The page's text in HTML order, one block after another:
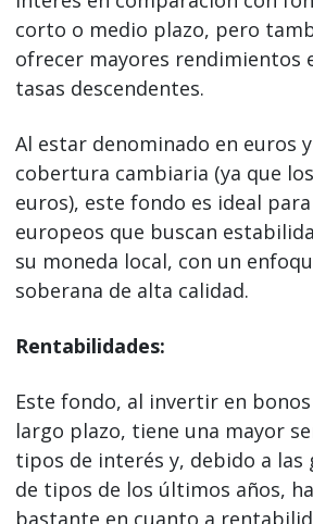
corto o medio plazo, pero
ofrecer mayores rendimientos
tasas descendentes.
Al estar denominado en euros
cobertura cambiaria (ya que
euros), este fondo es ideal
europeos que buscan
su moneda local, con un
soberana de alta calidad.
Rentabilidades:
Este fondo, al invertir en
largo plazo, tiene una mayor
tipos de interés y, debido a las
de tipos de los últimos años,
bastante en cuanto a